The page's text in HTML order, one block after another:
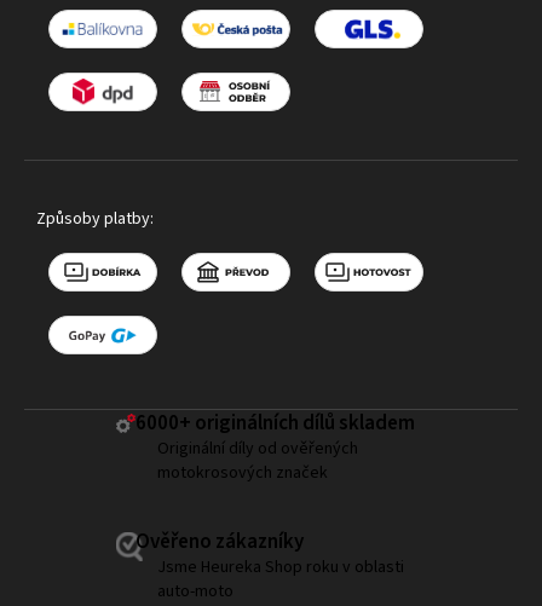
Způsoby platby:
6000+ ​originálních dílů skladem
Originální díly od ověřených
motokrosových značek
Ověřeno zákazníky
Jsme Heureka Shop roku v oblasti
auto-moto